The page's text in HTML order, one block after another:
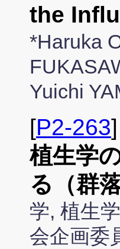
the
*Haruka
Yuichi
[P2-263]
植生学
る（群
学, 植生
会企画委